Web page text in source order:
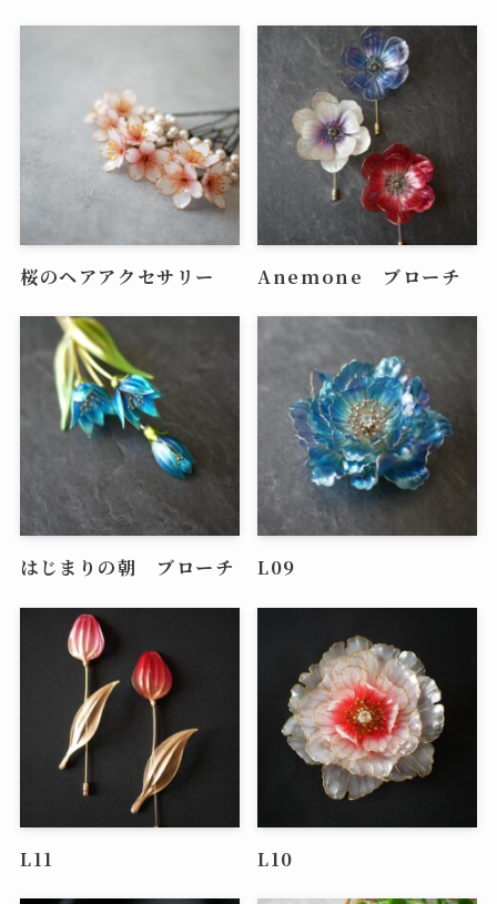
桜のヘアアクセサリー Anemone ブローチ
はじまりの朝 ブローチ L09
L11 L10